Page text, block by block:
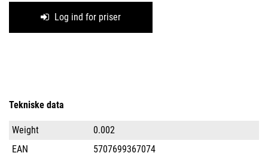
Log ind for priser
Tekniske data
Weight
0.002
EAN
5707699367074